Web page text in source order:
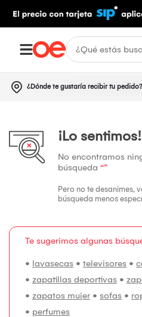
¿Dónde te gustaría recibir tu pedido?
¡Lo sentimos!
No encontramos
búsqueda “”
Pero no te desanimes,
búsqueda menos
Te sugerimos algunas
• lavasecas • televisores •
• zapatillas deportivas •
• zapatos mujer • sofas •
• perfumes